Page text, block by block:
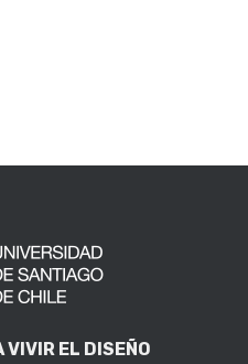
VIVIR EL DISEÑO